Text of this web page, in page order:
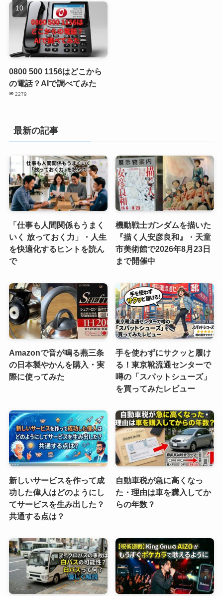
0800 500 1156はどこから
の電話？AIで調べてみた
2279
最新の記事
「仕事も人間関係もうまく
いく 放っておく力」・人生
を快適化するヒントを読ん
で
機動戦士ガンダムを描いた
『描く人安彦良和』・天童
市美術館で2026年8月23日
まで開催中
Amazonで音が鳴る燕三条
の日本製やかんを購入・実
際に使ってみた
手を使わずにサクッと履け
る！東京靴流通センターで
噂の「スパットシューズ」
を買ってみたレビュー
新しいサービスを作って成
功した偉人はどのようにし
てサービスを生み出した？
共通する点は？
自動車税が急に高くなっ
た・理由は車を購入してか
らの年数？